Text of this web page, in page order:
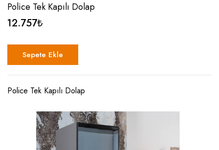
Police Tek Kapılı Dolap
12.757₺
Sepete Ekle
Police Tek Kapılı Dolap